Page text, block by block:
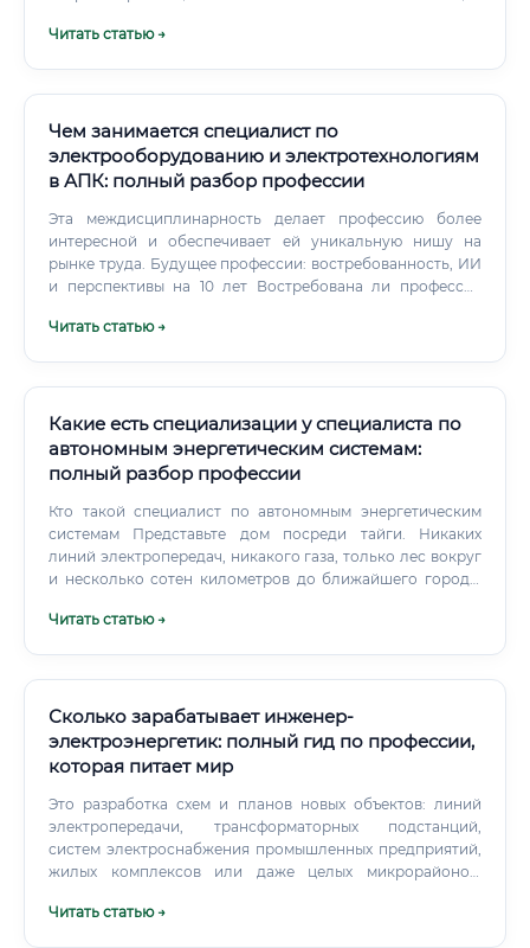
Карьерный рост в этой области — один из самых
логических контроллеров (ПЛК).
Читать статью →
Чем занимается специалист по
электрооборудованию и электротехнологиям
в АПК: полный разбор профессии
Эта междисциплинарность делает профессию более
интересной и обеспечивает ей уникальную нишу на
рынке труда. Будущее профессии: востребованность, ИИ
и перспективы на 10 лет Востребована ли профессия
Читать статью →
Какие есть специализации у специалиста по
автономным энергетическим системам:
полный разбор профессии
Кто такой специалист по автономным энергетическим
системам Представьте дом посреди тайги. Никаких
линий электропередач, никакого газа, только лес вокруг
и несколько сотен километров до ближайшего города.
обеспеченным горячей водой.
Читать статью →
Сколько зарабатывает инженер-
электроэнергетик: полный гид по профессии,
которая питает мир
Это разработка схем и планов новых объектов: линий
электропередачи, трансформаторных подстанций,
систем электроснабжения промышленных предприятий,
жилых комплексов или даже целых микрорайонов.
необходимое оборудование, составляет чертежи и
Читать статью →